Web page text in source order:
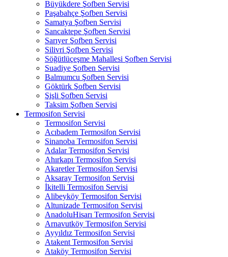
Büyükdere Şofben Servisi
Paşabahçe Şofben Servisi
Samatya Şofben Servisi
Sancaktepe Şofben Servisi
Sarıyer Şofben Servisi
Silivri Şofben Servisi
Söğütlüçeşme Mahallesi Şofben Servisi
Suadiye Şofben Servisi
Balmumcu Şofben Servisi
Göktürk Şofben Servisi
Şişli Şofben Servisi
Taksim Şofben Servisi
Termosifon Servisi
Termosifon Servisi
Acıbadem Termosifon Servisi
Sinanoba Termosifon Servisi
Adalar Termosifon Servisi
Ahırkapı Termosifon Servisi
Akaretler Termosifon Servisi
Aksaray Termosifon Servisi
İkitelli Termosifon Servisi
Alibeyköy Termosifon Servisi
Altunizade Termosifon Servisi
AnadoluHisarı Termosifon Servisi
Arnavutköy Termosifon Servisi
Ayyıldız Termosifon Servisi
Atakent Termosifon Servisi
Ataköy Termosifon Servisi